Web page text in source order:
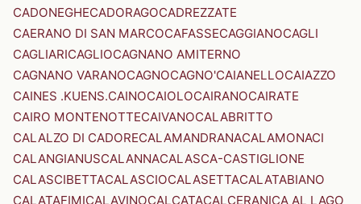
CADONEGHECADORAGOCADREZZATE
CAERANO DI SAN MARCOCAFASSECAGGIANOCAGLI
CAGLIARICAGLIOCAGNANO AMITERNO
CAGNANO VARANOCAGNOCAGNO'CAIANELLOCAIAZZO
CAINES .KUENS.CAINOCAIOLOCAIRANOCAIRATE
CAIRO MONTENOTTECAIVANOCALABRITTO
CALALZO DI CADORECALAMANDRANACALAMONACI
CALANGIANUSCALANNACALASCA-CASTIGLIONE
CALASCIBETTACALASCIOCALASETTACALATABIANO
CALATAFIMICALAVINOCALCATACALCERANICA AL LAGO